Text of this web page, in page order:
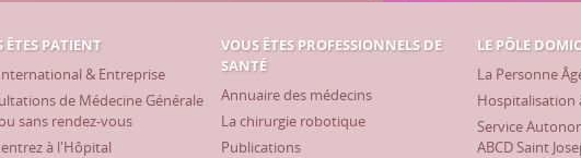
sans tabac
ÊTES PATIENT
& Entreprise
de Médecine Générale
sans rendez-vous
à l'Hôpital
VOUS ÊTES PROFESSIONNELS DE
SANTÉ
Annuaire des médecins
La chirurgie robotique
Publications
LE PÔLE
La Personne
Hospitalisation
Service
ABCD Saint